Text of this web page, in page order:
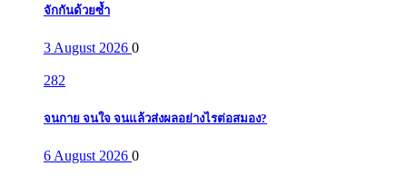
จักกันด้วยซ้ำ
3 August 2026 0
282
จนกาย จนใจ จนแล้วส่งผลอย่างไรต่อสมอง?
6 August 2026 0